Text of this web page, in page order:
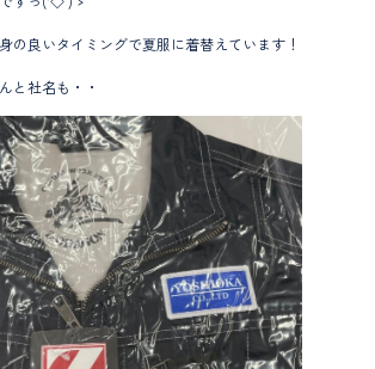
の良いタイミングで夏服に着替えています！
と社名も・・